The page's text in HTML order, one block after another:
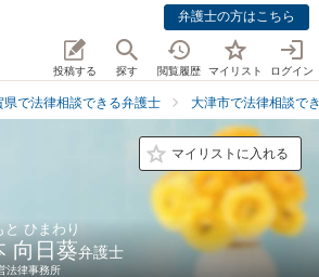
弁護士の方はこちら
投稿する 探す 閲覧履歴 マイリスト ログイン
県で法律相談できる弁護士 大津市で法律相談で
マイリストに入れる
と ひまわり
向日葵弁護士
法律事務所